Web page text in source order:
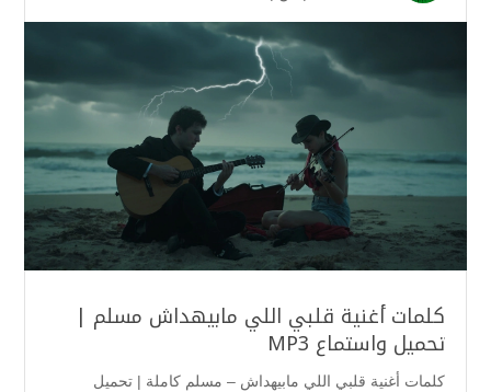
كلمات أغنية قلبي اللي مابيهداش مسلم |
تحميل واستماع MP3
كلمات أغنية قلبي اللي مابيهداش – مسلم كاملة | تحميل